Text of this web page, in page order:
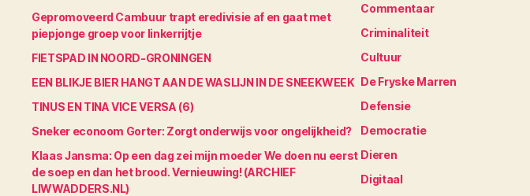
Gepromoveerd Cambuur trapt eredivisie af en gaat met
piepjonge groep voor linkerrijtje
FIETSPAD IN NOORD-GRONINGEN
EEN BLIKJE BIER HANGT AAN DE WASLIJN IN DE SNEEKWEEK
TINUS EN TINA VICE VERSA (6)
Sneker econoom Gorter: Zorgt onderwijs voor ongelijkheid?
Klaas Jansma: Op een dag zei mijn moeder We doen nu eerst
de soep en dan het brood. Vernieuwing! (ARCHIEF
LIWWADDERS.NL)
Commentaar
Criminaliteit
Cultuur
De Fryske Marren
Defensie
Democratie
Dieren
Digitaal